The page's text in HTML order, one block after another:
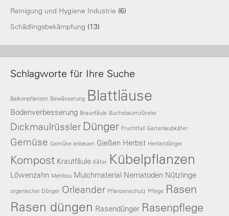
Reinigung und Hygiene Industrie (6)
Schädlingsbekämpfung (13)
Schlagworte für Ihre Suche
Balkonpflanzen Bewässerung Blattläuse
Bodenverbesserung Braunfäule Buchsbaumzünsler
Dickmaulrüssler Dünger Fruchtfall Gartenlaubkäfer
Gemüse Gemüse anbauen Gießen Herbst Herbstdünger
Kompost Krautfäule Käfer Kübelpflanzen
Löwenzahn Mehltau Mulchmaterial Nematoden Nützlinge
organischer Dünger Orleander Pflanzenschutz Pflege Rasen
Rasen düngen Rasendünger Rasenpflege